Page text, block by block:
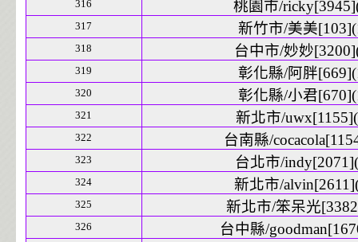
316 桃園市/
317 新竹市/美美
318 台中市/妙妙
319 彰化縣/阿胖
320 彰化縣/小君
321 新北市/
322 台南縣/
323 台北市/
324 新北市/
325 新北市/笨呆光
326 台中縣/